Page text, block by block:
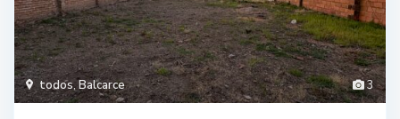
3
todos,Balcarce